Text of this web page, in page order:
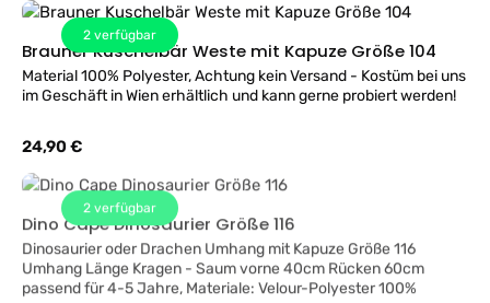
2 verfügbar
Brauner Kuschelbär Weste mit Kapuze Größe 104
Material 100% Polyester, Achtung kein Versand - Kostüm bei uns
im Geschäft in Wien erhältlich und kann gerne probiert werden!
Regulärer Preis:
24,90 €
2 verfügbar
Dino Cape Dinosaurier Größe 116
Dinosaurier oder Drachen Umhang mit Kapuze Größe 116
Umhang Länge Kragen - Saum vorne 40cm Rücken 60cm
passend für 4-5 Jahre, Materiale: Velour-Polyester 100%